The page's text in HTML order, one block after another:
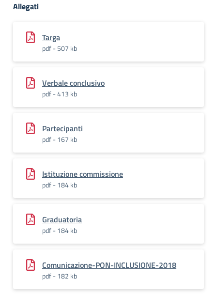
Allegati
Targa
pdf - 507 kb
Verbale conclusivo
pdf - 413 kb
Partecipanti
pdf - 167 kb
Istituzione commissione
pdf - 184 kb
Graduatoria
pdf - 184 kb
Comunicazione-PON-INCLUSIONE-2018
pdf - 182 kb